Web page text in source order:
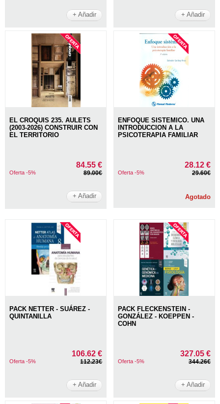
+ Añadir + Añadir
EL CROQUIS 235. AULETS
(2003-2026) CONSTRUIR CON
EL TERRITORIO
84.55 €
Oferta -5% 89.00€
+ Añadir
ENFOQUE SISTEMICO. UNA
INTRODUCCION A LA
PSICOTERAPIA FAMILIAR
28.12 €
Oferta -5% 29.60€
Agotado
PACK NETTER - SUÁREZ -
QUINTANILLA
106.62 €
Oferta -5% 112.23€
+ Añadir
PACK FLECKENSTEIN -
GONZÁLEZ - KOEPPEN -
COHN
327.05 €
Oferta -5% 344.26€
+ Añadir